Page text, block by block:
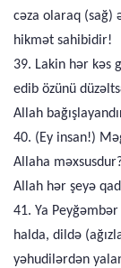
cəza olaraq (sağ)
hikmət sahibidir!
39. Lakin hər kəs
edib özünü
Allah
40. (Ey insan!)
Allaha
Allah hər şeyə
41. Ya
halda, dildə
yəhudilərdən